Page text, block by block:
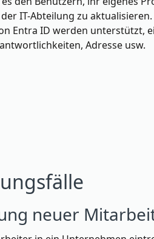
IT-Abteilung zu
Entra ID werden unterstützt,
Adresse usw.
neuer